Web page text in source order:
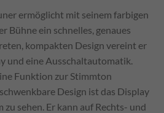
ermöglicht mit seinem farbigen
Bühne ein schnelles, genaues
kompakten Design vereint er
und eine Ausschaltautomatik.
Funktion zur Stimmton
Design ist das Display
sehen. Er kann auf Rechts- und